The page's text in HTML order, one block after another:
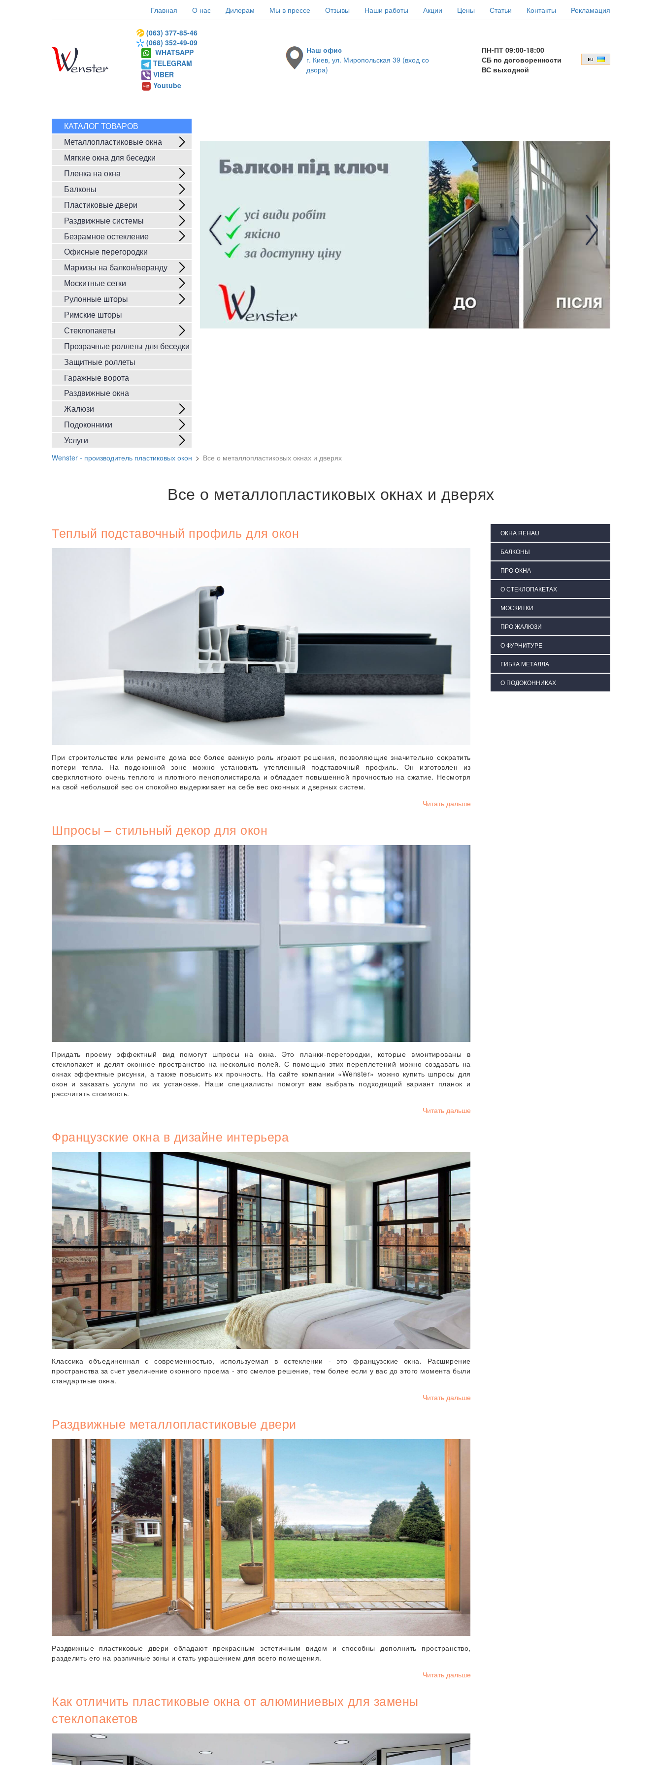
Главная О нас Дилерам Мы в прессе Отзывы Наши работы Акции Цены Статьи Контакты Рекламация
(063) 377-85-46
(068) 352-49-09
WHATSAPP
TELEGRAM
VIBER
Youtube
Наш офис
г. Киев, ул. Миропольская 39 (вход со
двора)
ПН-ПТ 09:00-18:00
СБ по договоренности
ВС выходной
КАТАЛОГ ТОВАРОВ
Металлопластиковые окна
Мягкие окна для беседки
Пленка на окна
Балконы
Пластиковые двери
Раздвижные системы
Безрамное остекление
Офисные перегородки
Маркизы на балкон/веранду
Москитные сетки
Рулонные шторы
Римские шторы
Стеклопакеты
Прозрачные роллеты для беседки
Защитные роллеты
Гаражные ворота
Раздвижные окна
Жалюзи
Подоконники
Услуги
Wenster - производитель пластиковых окон > Все о металлопластиковых окнах и дверях
Все о металлопластиковых окнах и дверях
ОКНА REHAU
БАЛКОНЫ
ПРО ОКНА
О СТЕКЛОПАКЕТАХ
МОСКИТКИ
ПРО ЖАЛЮЗИ
О ФУРНИТУРЕ
ГИБКА МЕТАЛЛА
О ПОДОКОННИКАХ
Теплый подставочный профиль для окон
При строительстве или ремонте дома все более важную роль играют решения, позволяющие значительно сократить
потери тепла. На подоконной зоне можно установить утепленный подставочный профиль. Он изготовлен из
сверхплотного очень теплого и плотного пенополистирола и обладает повышенной прочностью на сжатие. Несмотря
на свой небольшой вес он спокойно выдерживает на себе вес оконных и дверных систем.
Читать дальше
Шпросы – стильный декор для окон
Придать проему эффектный вид помогут шпросы на окна. Это планки-перегородки, которые вмонтированы в
стеклопакет и делят оконное пространство на несколько полей. С помощью этих переплетений можно создавать на
окнах эффектные рисунки, а также повысить их прочность. На сайте компании «Wenster» можно купить шпросы для
окон и заказать услуги по их установке. Наши специалисты помогут вам выбрать подходящий вариант планок и
рассчитать стоимость.
Читать дальше
Французские окна в дизайне интерьера
Классика объединенная с современностью, используемая в остеклении - это французские окна. Расширение
пространства за счет увеличение оконного проема - это смелое решение, тем более если у вас до этого момента были
стандартные окна.
Читать дальше
Раздвижные металлопластиковые двери
Раздвижные пластиковые двери обладают прекрасным эстетичным видом и способны дополнить пространство,
разделить его на различные зоны и стать украшением для всего помещения.
Читать дальше
Как отличить пластиковые окна от алюминиевых для замены
стеклопакетов